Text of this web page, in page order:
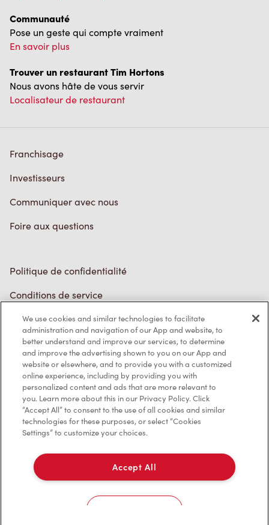
Communauté
Pose un geste qui compte vraiment
En savoir plus
Trouver un restaurant Tim Hortons
Nous avons hâte de vous servir
Localisateur de restaurant
Franchisage
Investisseurs
Communiquer avec nous
Foire aux questions
Politique de confidentialité
Conditions de service
Marques de commerce
Accessibilité
Diagnostic
Contactez-nous
TM & © Tim Hortons, 2023
We use cookies and similar technologies to facilitate
administration and navigation of our App and website, to
better understand and improve our services, to determine
and improve the advertising shown to you on our App and
website or elsewhere, and to provide you with a customized
online experience, including by providing you with
personalized content and ads that are more relevant to
you. Learn more about this in our Privacy Policy. Click
“Accept All” to consent to the use of all cookies and similar
technologies for these purposes, or select “Cookies
Settings” to customize your choices.
Accept All